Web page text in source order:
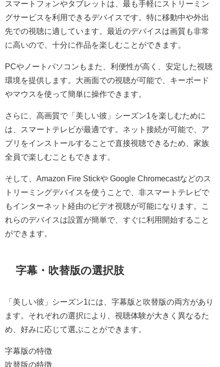
スマートフォンやタブレットは、最も手軽にストリーミン
グサービスを利用できるデバイスです。特に移動中や外出
先での視聴に適しています。最近のデバイスは画質も非常
に高いので、十分に作品を楽しむことができます。
PCやノートパソコンもまた、利便性が高く、安定した視聴
環境を提供します。大画面での視聴が可能で、キーボード
やマウスを使って簡単に操作できます。
さらに、高画質で「美しい彼」シーズン1を楽しむために
は、スマートテレビが最適です。ネット接続が可能で、ア
プリをインストールすることで直接視聴できるため、家族
全員で楽しむこともできます。
そして、Amazon Fire Stickや Google Chromecastなどのス
トリーミングデバイスを使うことで、非スマートテレビで
もインターネット経由のビデオ視聴が可能になります。こ
れらのデバイスは設置が簡単で、すぐに利用開始すること
ができます。
字幕・吹替版の選択肢
「美しい彼」シーズン1には、字幕版と吹替版の両方があり
ます。それぞれの選択により、視聴体験が大きく異なるた
め、好みに応じて選ぶことができます。
字幕版の特徴
吹替版の特徴